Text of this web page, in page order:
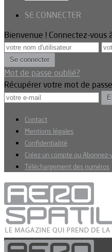
SE CONNECTER
Bienvenue ! Connectez-vous
Mot de passe oublié?
Récupérer votre mot de passe
Contact
Mentions légales
Confidentialité
Créez un compte ou Abonnez-
Téléchargement des numéros